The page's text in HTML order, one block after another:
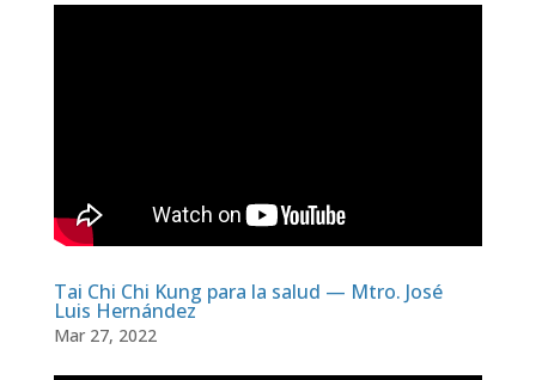
Tai Chi Chi Kung para la salud — Mtro. José
Luis Hernández
Mar 27, 2022